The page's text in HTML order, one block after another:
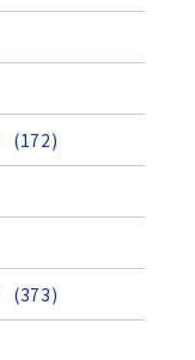
(172)
(373)